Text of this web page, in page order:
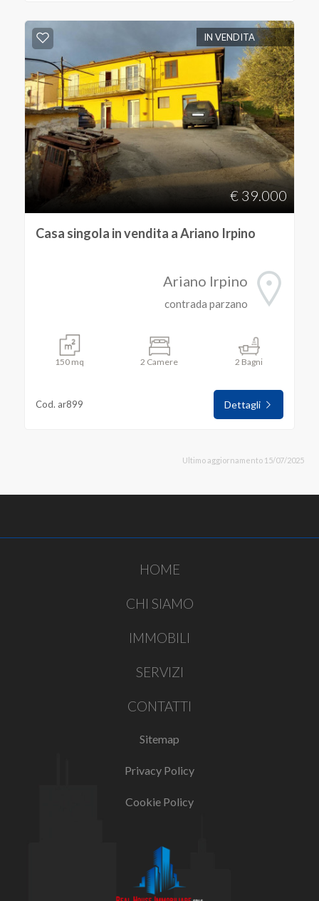
IN VENDITA
€ 39.000
Casa singola in vendita a Ariano Irpino
Ariano Irpino
contrada parzano
150 mq 2 Camere 2 Bagni
Cod. ar899 Dettagli
Ultimo aggiornamento 15/07/2025
HOME
CHI SIAMO
IMMOBILI
SERVIZI
CONTATTI
Sitemap
Privacy Policy
Cookie Policy